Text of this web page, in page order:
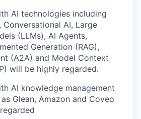
AI technologies including
Conversational AI, Large
(LLMs), AI Agents,
Generation (RAG),
(A2A) and Model Context
will be highly regarded.
th AI knowledge management
Glean, Amazon and Coveo